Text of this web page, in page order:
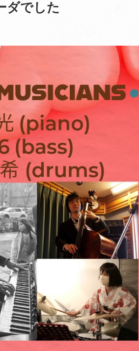
ダでした
OBの方では、既に独立して講師やプ
ロ活動している方も結構いらっしゃ
れているのをセッションで出会う
さすが15年の実績と指導力、と感
続きを読む